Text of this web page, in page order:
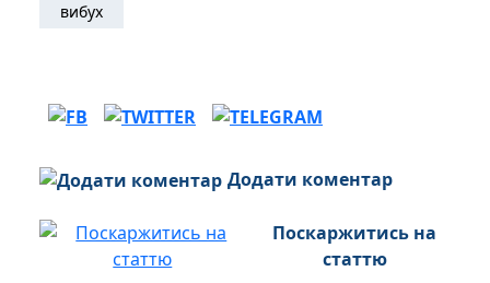
вибух
Додати коментар
Поскаржитись на
статтю